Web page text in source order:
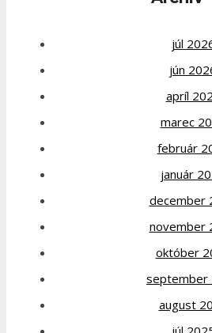
júl
jún
apríl
marec
február
január
december
november
október
september
august